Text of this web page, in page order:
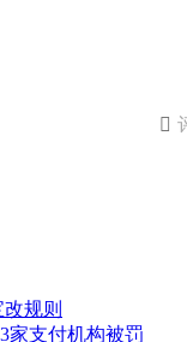

规则
家支付机构被罚